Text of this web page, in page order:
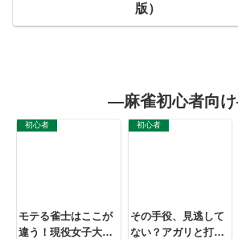
版）
―麻雀初心者向
初心者
モテる雀士はここが
違う！現役女子大生
初心者
その手役、見逃して
ない？アガリと打点